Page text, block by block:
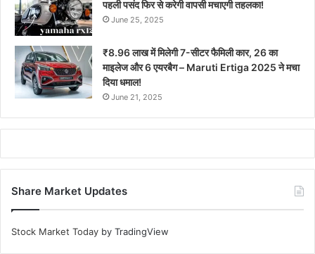
पहली पसंद फिर से करेगी वापसी मचाएगी तहलका!
June 25, 2025
₹8.96 लाख में मिलेगी 7-सीटर फैमिली कार, 26 का
माइलेज और 6 एयरबैग – Maruti Ertiga 2025 ने मचा
दिया धमाल!
June 21, 2025
Share Market Updates
Stock Market Today by TradingView